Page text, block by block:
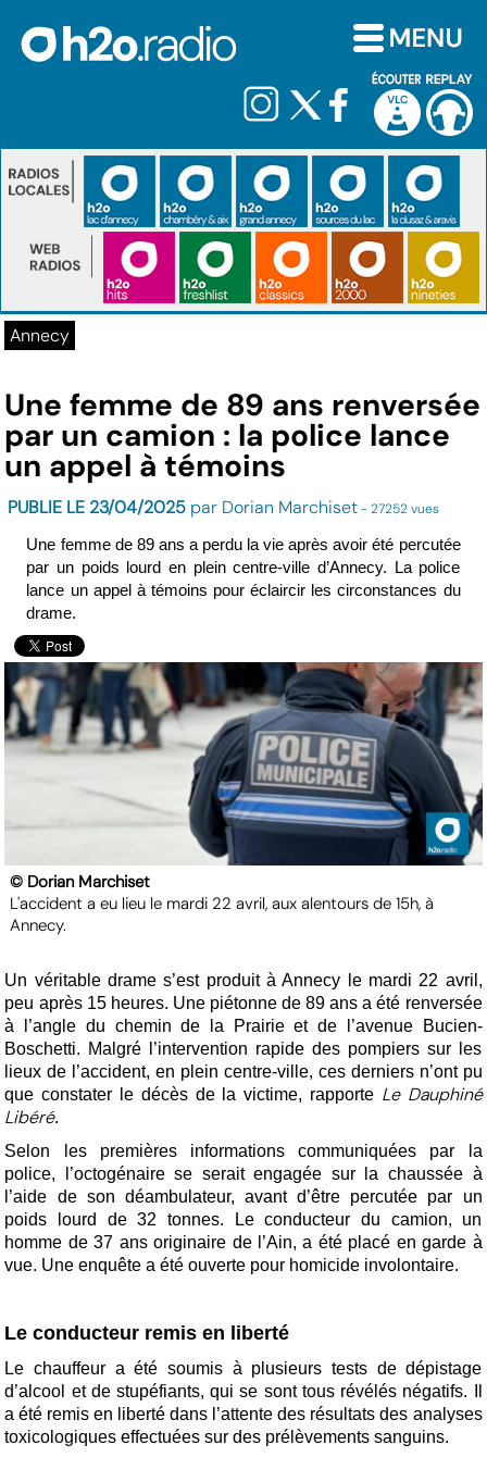
Annecy
Une femme de 89 ans renversée
par un camion : la police lance
un appel à témoins
PUBLIE LE 23/04/2025 par Dorian Marchiset- 27252 vues
Une femme de 89 ans a perdu la vie après avoir été percutée
par un poids lourd en plein centre-ville d’Annecy. La police
lance un appel à témoins pour éclaircir les circonstances du
drame.
© Dorian Marchiset
L'accident a eu lieu le mardi 22 avril, aux alentours de 15h, à
Annecy.
Un véritable drame s’est produit à Annecy le mardi 22 avril,
peu après 15 heures. Une piétonne de 89 ans a été renversée
à l’angle du chemin de la Prairie et de l’avenue Bucien-
Boschetti. Malgré l’intervention rapide des pompiers sur les
lieux de l’accident, en plein centre-ville, ces derniers n’ont pu
que constater le décès de la victime, rapporte Le Dauphiné
Libéré.
Selon les premières informations communiquées par la
police, l’octogénaire se serait engagée sur la chaussée à
l’aide de son déambulateur, avant d’être percutée par un
poids lourd de 32 tonnes. Le conducteur du camion, un
homme de 37 ans originaire de l’Ain, a été placé en garde à
vue. Une enquête a été ouverte pour homicide involontaire.
Le conducteur remis en liberté
Le chauffeur a été soumis à plusieurs tests de dépistage
d’alcool et de stupéfiants, qui se sont tous révélés négatifs. Il
a été remis en liberté dans l’attente des résultats des analyses
toxicologiques effectuées sur des prélèvements sanguins.